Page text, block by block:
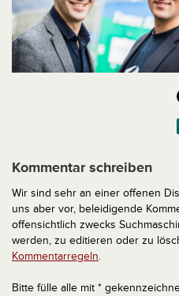
Kommentar schreiben
Wir sind sehr an einer offenen
uns aber vor, beleidigende
offensichtlich zwecks
werden, zu editieren oder zu
Kommentarregeln.
Bitte fülle alle mit *